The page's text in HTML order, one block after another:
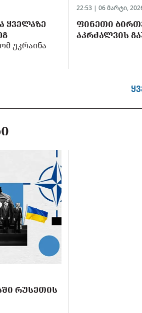
ᲧᲕᲔᲚᲐᲖᲔ
უკრაინა
22:53 | 06 მარტი,
ᲤᲘᲜᲔᲗᲘ
ᲐᲙᲠᲫᲐᲚᲕᲘᲡ
ᲠᲣᲡᲔᲗᲘᲡ